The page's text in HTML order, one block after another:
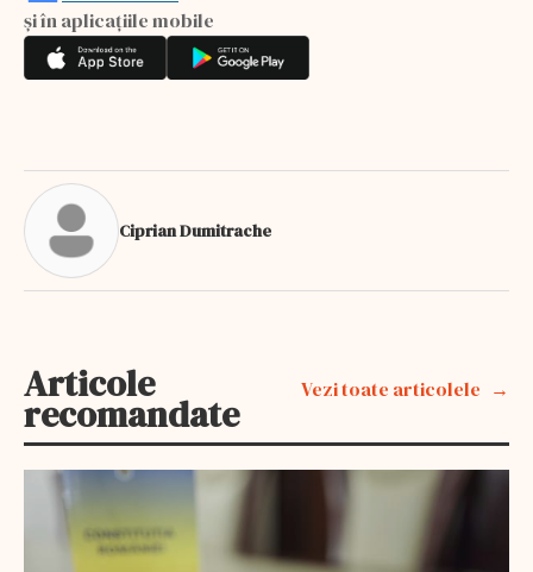
și în aplicațiile mobile
Ciprian Dumitrache
Articole
recomandate
Vezi toate articolele